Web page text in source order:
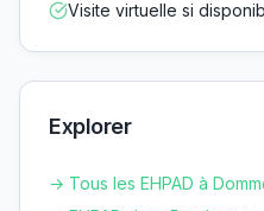
Visite virtuelle si
Explorer
→ Tous les EHPAD à